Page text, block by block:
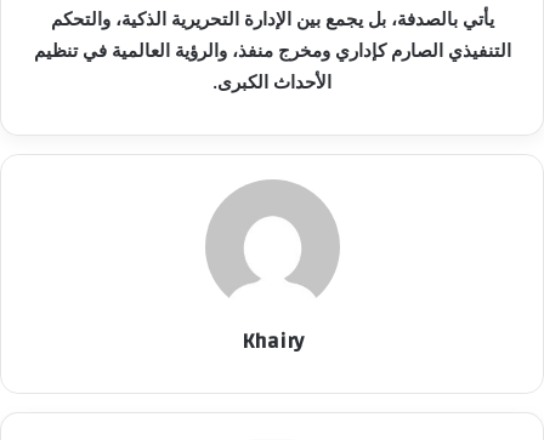
يأتي بالصدفة، بل يجمع بين الإدارة التحريرية الذكية، والتحكم
التنفيذي الصارم كإداري ومخرج منفذ، والرؤية العالمية في تنظيم
الأحداث الكبرى.
Khairy